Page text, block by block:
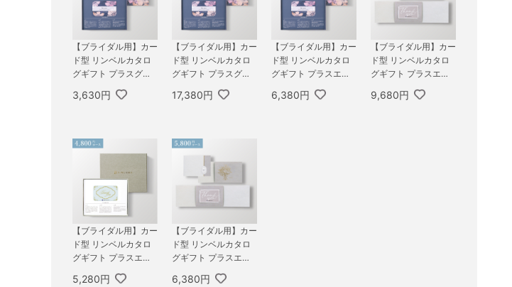
【ブライダル用】カー
ド型 リンベルカタロ
グギフト プラスグル
WER） 3,300円コー
3,630円
【ブライダル用】カー
ド型 リンベルカタロ
グギフト プラスグル
WER） 15,800円コー
17,380円
【ブライダル用】カー
ド型 リンベルカタロ
グギフト プラスエコ
LOWER） 5,800円コ
6,380円
【ブライダル用】カー
ド型 リンベルカタロ
グギフト プラスエコ
イプ） 8,800円コース
9,680円
【ブライダル用】カー
ド型 リンベルカタロ
グギフト プラスエコ
CLASSIC） 4,800円
5,280円
【ブライダル用】カー
ド型 リンベルカタロ
グギフト プラスエコ
イプ） 5,800円コース
6,380円